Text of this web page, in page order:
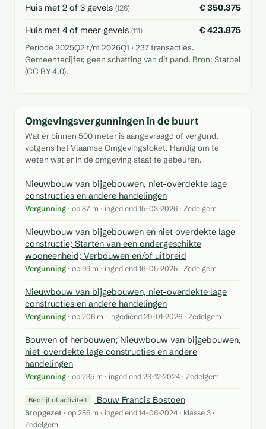
Huis met 2 of 3 gevels (126) € 350.375
Huis met 4 of meer gevels (111) € 423.875
Periode 2025Q2 t/m 2026Q1 · 237 transacties.
Gemeentecijfer, geen schatting van dit pand. Bron: Statbel
(CC BY 4.0).
Omgevingsvergunningen in de buurt
Wat er binnen 500 meter is aangevraagd of vergund,
volgens het Vlaamse Omgevingsloket. Handig om te
weten wat er in de omgeving staat te gebeuren.
Nieuwbouw van bijgebouwen, niet-overdekte lage
constructies en andere handelingen
Vergunning · op 87 m · ingediend 15-03-2026 · Zedelgem
Nieuwbouw van bijgebouwen en niet overdekte lage
constructie; Starten van een ondergeschikte
wooneenheid; Verbouwen en/of uitbreid
Vergunning · op 99 m · ingediend 16-05-2025 · Zedelgem
Nieuwbouw van bijgebouwen, niet-overdekte lage
constructies en andere handelingen
Vergunning · op 206 m · ingediend 29-01-2026 · Zedelgem
Bouwen of herbouwen; Nieuwbouw van bijgebouwen,
niet-overdekte lage constructies en andere
handelingen
Vergunning · op 235 m · ingediend 23-12-2024 · Zedelgem
Bedrijf of activiteit Bouw Francis Bostoen
Stopgezet · op 286 m · ingediend 14-06-2024 · klasse 3 ·
Zedelgem